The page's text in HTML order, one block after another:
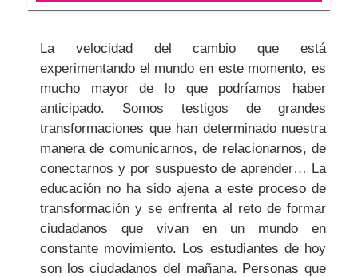
La velocidad del cambio que está
experimentando el mundo en este momento, es
mucho mayor de lo que podríamos haber
anticipado. Somos testigos de grandes
transformaciones que han determinado nuestra
manera de comunicarnos, de relacionarnos, de
conectarnos y por suspuesto de aprender… La
educación no ha sido ajena a este proceso de
transformación y se enfrenta al reto de formar
ciudadanos que vivan en un mundo en
constante movimiento. Los estudiantes de hoy
son los ciudadanos del mañana. Personas que